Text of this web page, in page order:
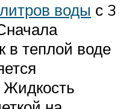
воды с 3
в теплой воде